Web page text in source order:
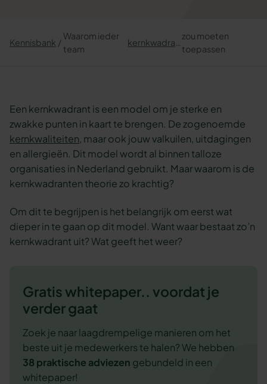
Kennisbank
Waarom ieder
team
zou moeten
toepassen
Een kernkwadrant is een model om je sterke en
zwakke punten in kaart te brengen. De zogenoemde
kernkwaliteiten, maar ook jouw valkuilen, uitdagingen
en allergieën. Dit model wordt al binnen talloze
organisaties in Nederland gebruikt. Maar waarom is de
kernkwadranten theorie zo krachtig?
Om dit te begrijpen is het belangrijk om eerst wat
dieper in te gaan op dit model. Want waar bestaat zo’n
kernkwadrant uit? Wat geeft het weer?
Gratis whitepaper.. voordat je
verder gaat
Zoek je naar laagdrempelige manieren om het
beste uit je medewerkers te halen? We hebben
38 praktische adviezen gebundeld in een
whitepaper!